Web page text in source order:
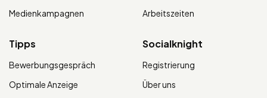
Medienkampagnen
Arbeitszeiten
Tipps
Bewerbungsgespräch
Optimale Anzeige
Socialknight
Registrierung
Über uns